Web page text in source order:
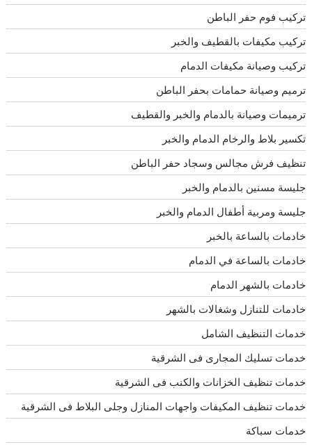
تركيب فوم حفر الباطن
تركيب مكيفات بالقطيف والخبر
تركيب وصيانة مكيفات الدمام
ترميم وصيانة حمامات بحفر الباطن
ترميمات وصيانة بالدمام والخبر والقطيف
تكسير بلاط والرخام الدمام والخبر
تنظيف فرش مجالس وسجاد حفر الباطن
جليسة مسنين بالدمام والخبر
جليسة ومربية أطفال الدمام والخبر
خادمات بالساعة بالخبر
خادمات بالساعة في الدمام
خادمات بالشهر الدمام
خادمات للتنازل وشغالات بالشهر
خدمات التنظيف الشامل
خدمات تسليك المجارى فى الشرقية
خدمات تنظيف الخزانات والكنب فى الشرقية
خدمات تنظيف المكيفات واجهات المنازل وجلى البلاط فى الشرقية
خدمات سباكة